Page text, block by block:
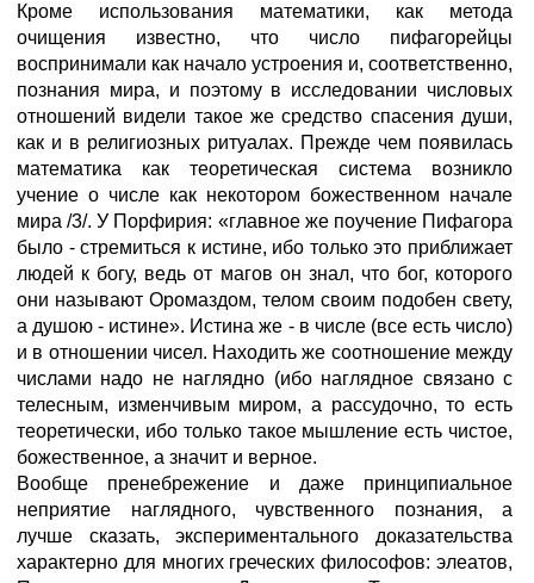
Кроме использования математики, как метода
очищения известно, что число пифагорейцы
воспринимали как начало устроения и, соответственно,
познания мира, и поэтому в исследовании числовых
отношений видели такое же средство спасения души,
как и в религиозных ритуалах. Прежде чем появилась
математика как теоретическая система возникло
учение о числе как некотором божественном начале
мира /3/. У Порфирия: «главное же поучение Пифагора
было - стремиться к истине, ибо только это приближает
людей к богу, ведь от магов он знал, что бог, которого
они называют Оромаздом, телом своим подобен свету,
а душою - истине». Истина же - в числе (все есть число)
и в отношении чисел. Находить же соотношение между
числами надо не наглядно (ибо наглядное связано с
телесным, изменчивым миром, а рассудочно, то есть
теоретически, ибо только такое мышление есть чистое,
божественное, а значит и верное.
Вообще пренебрежение и даже принципиальное
неприятие наглядного, чувственного познания, а
лучше сказать, экспериментального доказательства
характерно для многих греческих философов: элеатов,